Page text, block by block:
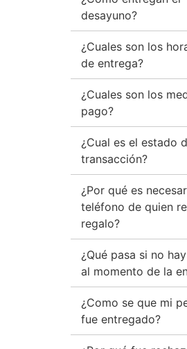
desayuno?
¿Cuales son los
de entrega?
¿Cuales son los
pago?
¿Cual es el estado
transacción?
¿Por qué es
teléfono de quien
regalo?
¿Qué pasa si no
al momento de la
¿Como se que mi
fue entregado?